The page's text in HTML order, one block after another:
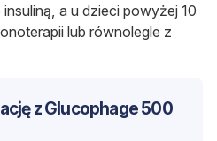
a u dzieci powyżej 10
lub równolegle z
z Glucophage 500